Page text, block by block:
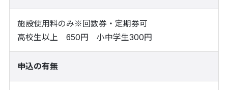
施設使用料のみ※回数券・定期券可
高校生以上 650円 小中学生300円
申込の有無